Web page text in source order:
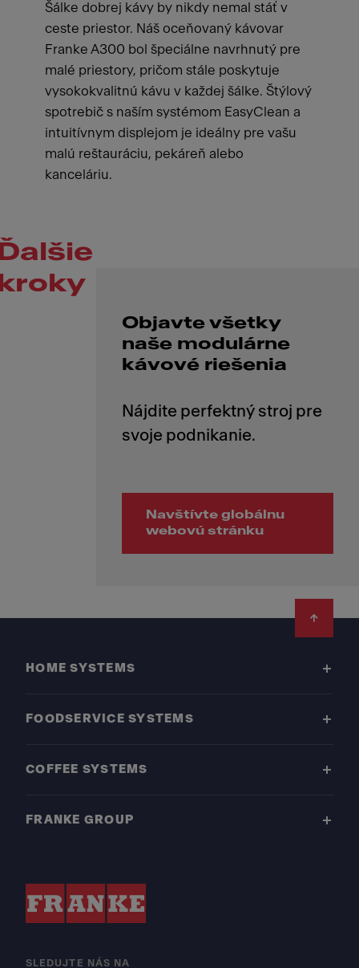
Šálke dobrej kávy by nikdy nemal stáť v
ceste priestor. Náš oceňovaný kávovar
Franke A300 bol špeciálne navrhnutý pre
malé priestory, pričom stále poskytuje
vysokokvalitnú kávu v každej šálke. Štýlový
spotrebič s naším systémom EasyClean a
intuitívnym displejom je ideálny pre vašu
malú reštauráciu, pekáreň alebo
kanceláriu.
Objavte všetky
naše modulárne
kávové riešenia
Nájdite perfektný stroj pre
Navštívte globálnu
webovú stránku
HOME SYSTEMS
FOODSERVICE SYSTEMS
COFFEE SYSTEMS
FRANKE GROUP
SLEDUJTE NÁS NA